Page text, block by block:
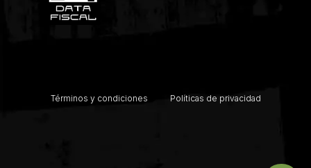
Términos y condiciones Políticas de privacidad